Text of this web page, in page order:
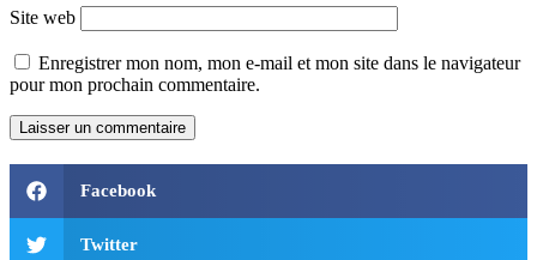
Site web
Enregistrer mon nom, mon e-mail et mon site dans le navigateur
pour mon prochain commentaire.
Facebook
Twitter